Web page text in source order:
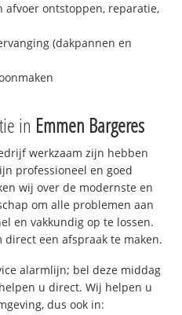
afvoer ontstoppen, reparatie,
(dakpannen en
in Emmen Bargeres
werkzaam zijn hebben
professioneel en goed
wij over de modernste en
om alle problemen aan
en vakkundig op te lossen.
een afspraak te maken.
alarmlijn; bel deze middag
u direct. Wij helpen u
dus ook in: